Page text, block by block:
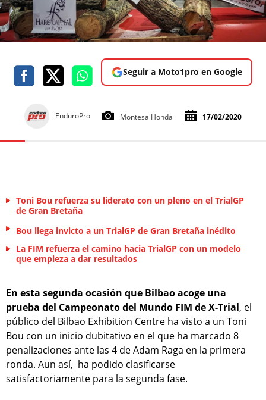
Seguir a Moto1pro en Google
EnduroPro Montesa Honda 17/02/2020
Toni Bou refuerza su liderato con un pleno en el TrialGP
de Gran Bretaña
Bou llega invicto a un TrialGP de Gran Bretaña inédito
La FIM refuerza el camino hacia TrialGP con un modelo
que empieza a dar resultados
En esta segunda ocasión que Bilbao acoge una
prueba del Campeonato del Mundo FIM de X-Trial, el
público del Bilbao Exhibition Centre ha visto a un Toni
Bou con un inicio dubitativo en el que ha marcado 8
penalizaciones ante las 4 de Adam Raga en la primera
ronda. Aun así, ha podido clasificarse
satisfactoriamente para la segunda fase.